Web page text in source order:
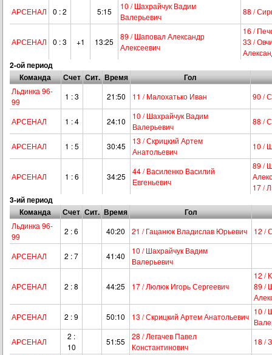
АРСЕНАЛ 0 : 2 5:15
10 / Шахрайчук Вадим
Валерьевич
88 /
АРСЕНАЛ 0 : 3 +1 13:25
89 / Шаповал Александр
Алексеевич
16 /
33 /
2-ой период
Команда
Счет Сит. Время Гол
Льдинка 96-
99
1 : 3 21:50 11 / Малохатько Иван 90 /
АРСЕНАЛ 1 : 4 24:10
10 / Шахрайчук Вадим
Валерьевич
88 /
АРСЕНАЛ 1 : 5 30:45
13 / Скрицкий Артем
Анатольевич
10 /
АРСЕНАЛ 1 : 6 34:25
44 / Василенко Василий
Евгеньевич
89 /
17 /
3-ий период
Команда
Счет Сит. Время Гол
Льдинка 96-
99
2 : 6 40:20 21 / Гацанюк Владислав Юрьевич 12 /
АРСЕНАЛ 2 : 7 41:40
10 / Шахрайчук Вадим
Валерьевич
АРСЕНАЛ 2 : 8 44:25 17 / Люлюк Игорь Сергеевич
12 /
89 /
АРСЕНАЛ
2 : 9 50:10 13 / Скрицкий Артем Анатольевич
10 /
АРСЕНАЛ
2 :
10
51:55
28 / Легачев Павел
Константинович
18 /